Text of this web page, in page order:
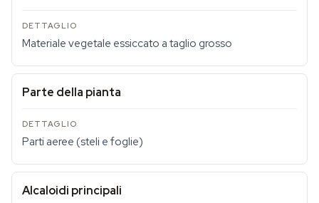
Materiale vegetale essiccato a taglio grosso
Parte della pianta
Parti aeree (steli e foglie)
Alcaloidi principali